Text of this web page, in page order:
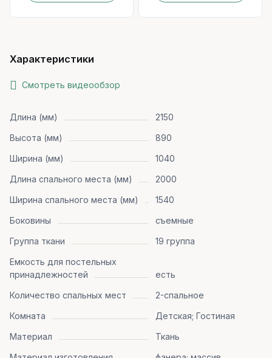
Характеристики
Смотреть видеообзор
Длина (мм)
2150
Высота (мм)
890
Ширина (мм)
1040
Длина спального места (мм)
2000
Ширина спального места (мм)
1540
Боковины
съемные
Группа ткани
19 группа
Емкость для постельных
принадлежностей
есть
Количество спальных мест
2-спальное
Комната
Детская; Гостиная
Материал
Ткань